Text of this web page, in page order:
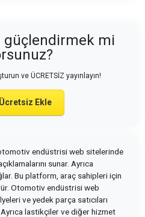
güçlendirmek mi
ve ÜCRETSİZ yayınlayın!
Ekle
endüstrisi web sitelerinde
sunar. Ayrıca
Bu platform, araç sahipleri için
Otomotiv endüstrisi web
ve yedek parça satıcıları
lastikçiler ve diğer hizmet